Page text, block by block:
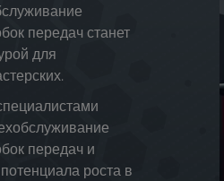
передач станет
для
передач и
роста в